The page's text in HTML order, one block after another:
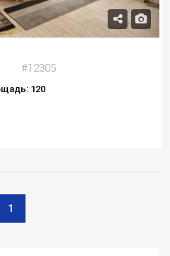
#12305
120
1